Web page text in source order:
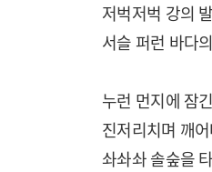
저벅저벅 강의
서슬 퍼런 바다
누런 먼지에 잠
진저리치며 깨
솨솨솨 솔숲을